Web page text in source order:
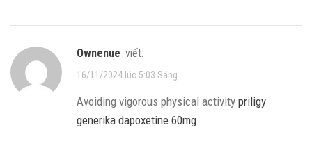
ownenue viết:
16/11/2024 lúc 5:03 Sáng
Avoiding vigorous physical activity priligy
generika dapoxetine 60mg